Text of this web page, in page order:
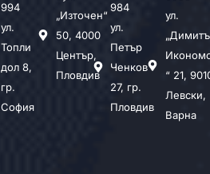
994
ул.
Топли
дол 8,
гр.
София
„Източен“
50, 4000
Център,
Пловдив
984
ул.
Петър
Ченков
27, гр.
Пловдив
ул.
“ 21,
Левски,
Варна